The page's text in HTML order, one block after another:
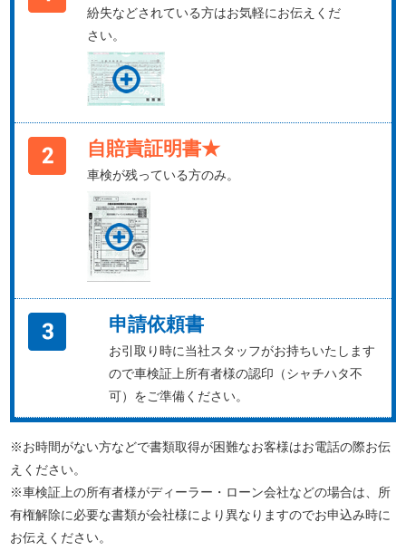
紛失などされている方はお気軽にお伝えくだ
さい。
自賠責証明書★
車検が残っている方のみ。
申請依頼書
お引取り時に当社スタッフがお持ちいたします
ので車検証上所有者様の認印（シャチハタ不
可）をご準備ください。
※お時間がない方などで書類取得が困難なお客様はお電話の際お伝
えください。
※車検証上の所有者様がディーラー・ローン会社などの場合は、所
有権解除に必要な書類が会社様により異なりますのでお申込み時に
お伝えください。